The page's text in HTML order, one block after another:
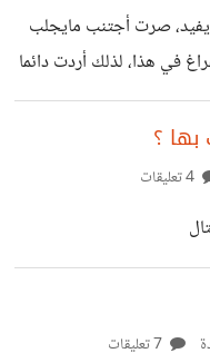
الوجداني يدفع
كرسائل شخصية الشعور
صرت أجتنب مايجلب
في هذا، لذلك أردت دائما
بأني فعلت شيئا جيدا
أن اعمل دون حتى خبرة
بالممارسة وبالتدريج؟
بها ؟